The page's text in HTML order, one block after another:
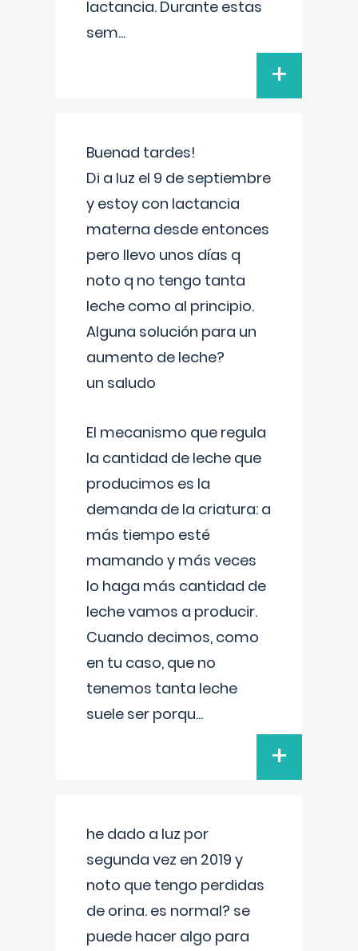
lactancia. Durante estas
sem...
+
Buenad tardes!
Di a luz el 9 de septiembre
y estoy con lactancia
materna desde entonces
pero llevo unos días q
noto q no tengo tanta
leche como al principio.
Alguna solución para un
aumento de leche?
un saludo
El mecanismo que regula
la cantidad de leche que
producimos es la
demanda de la criatura: a
más tiempo esté
mamando y más veces
lo haga más cantidad de
leche vamos a producir.
Cuando decimos, como
en tu caso, que no
tenemos tanta leche
suele ser porqu...
+
he dado a luz por
segunda vez en 2019 y
noto que tengo perdidas
de orina. es normal? se
puede hacer algo para